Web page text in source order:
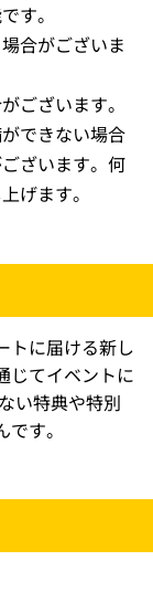
す。
合がございま
ございます。
できない場合
ざいます。何
げます。
トに届ける新し
じてイベントに
い特典や特別
す。